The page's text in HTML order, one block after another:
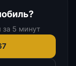
за 5 минут